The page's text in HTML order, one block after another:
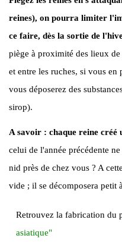
reines), on pourra limiter
ce faire, dès la sortie de
piège à proximité des lieux
et entre les ruches, si vous en
vous déposerez des
sirop).
A savoir : chaque reine créé
celui de l'année précédente
nid près de chez vous ? A
vide ; il se décomposera petit
Retrouvez la fabrication du
asiatique"